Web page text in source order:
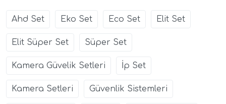
Ahd Set Eko Set Eco Set Elit Set
Elit Süper Set Süper Set
Kamera Güvelik Setleri İp Set
Kamera Setleri Güvenlik Sistemleri